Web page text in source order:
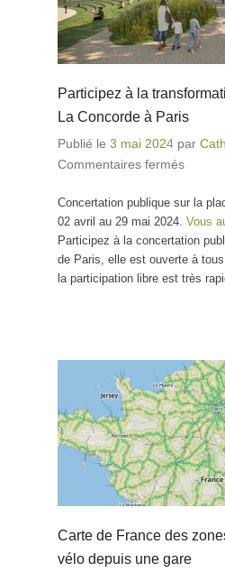
Participez à la
La Concorde à Paris
Publié le 3 mai 2024 par
Commentaires fermés
La
Concertation publique sur la
02 avril au 29 mai 2024. Vous
Participez à la concertation
de Paris, elle est ouverte à
la participation libre est très
Carte de France des
vélo depuis une gare